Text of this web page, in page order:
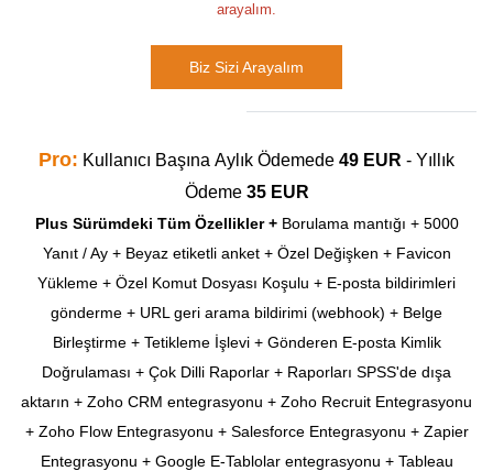
arayalım.
Biz Sizi Arayalım
Pro: Kullanıcı Başına Aylık Ödemede 49 EUR - Yıllık
Ödeme 35 EUR
Plus Sürümdeki Tüm Özellikler + Borulama mantığı + 5000
Yanıt / Ay + Beyaz etiketli anket + Özel Değişken + Favicon
Yükleme + Özel Komut Dosyası Koşulu + E-posta bildirimleri
gönderme + URL geri arama bildirimi (webhook) + Belge
Birleştirme + Tetikleme İşlevi + Gönderen E-posta Kimlik
Doğrulaması + Çok Dilli Raporlar + Raporları SPSS'de dışa
aktarın + Zoho CRM entegrasyonu + Zoho Recruit Entegrasyonu
+ Zoho Flow Entegrasyonu + Salesforce Entegrasyonu + Zapier
Entegrasyonu + Google E-Tablolar entegrasyonu + Tableau